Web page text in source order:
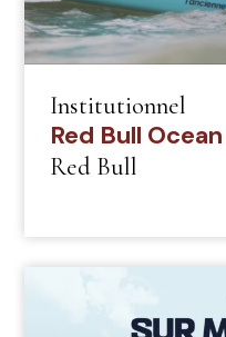
Institutionnel
Red Bull
Red Bull